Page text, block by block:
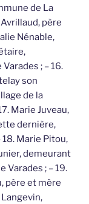
de La
père
Nénable,
; – 16.
son
de la
Marie Juveau,
dernière,
Marie Pitou,
demeurant
Varades ; – 19.
père et mère